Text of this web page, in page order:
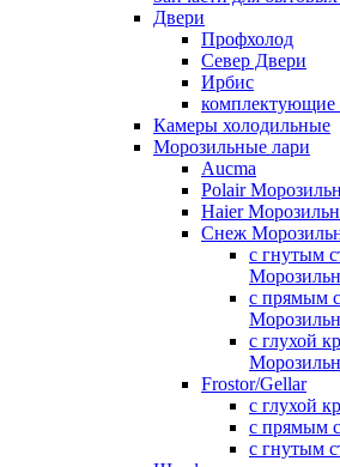
Двери
Профхолод
Север Двери
Ирбис
комплектующие
Камеры холодильные
Морозильные лари
Aucma
Polair
Haier
Снеж
с гнутым
с прямым
с глухой
Frostor/Gellar
с глухой
с прямым
с гнутым